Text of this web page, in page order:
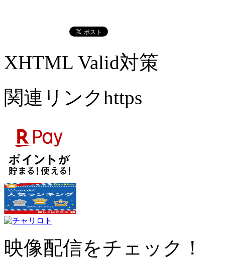
XHTML Valid対策
関連リンクhttps
映像配信をチェック！